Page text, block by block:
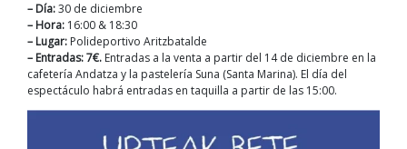
– Día:30 de diciembre
– Hora: 16:00 & 18:30
– Lugar: Polideportivo Aritzbatalde
– Entradas: 7€. Entradas a la venta a partir del 14 de diciembre en la
cafetería Andatza y la pastelería Suna (Santa Marina). El día del
espectáculo habrá entradas en taquilla a partir de las 15:00.